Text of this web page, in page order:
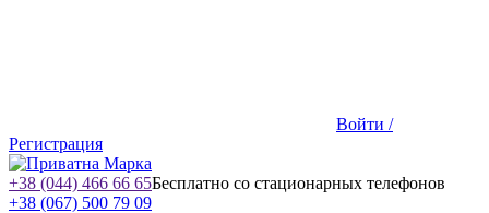
Войти /
Регистрация
+38 (044) 466 66 65Бесплатно со стационарных телефонов
+38 (067) 500 79 09